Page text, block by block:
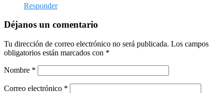
Responder
Déjanos un comentario
Tu dirección de correo electrónico no será publicada. Los campos
obligatorios están marcados con *
Nombre *
Correo electrónico *